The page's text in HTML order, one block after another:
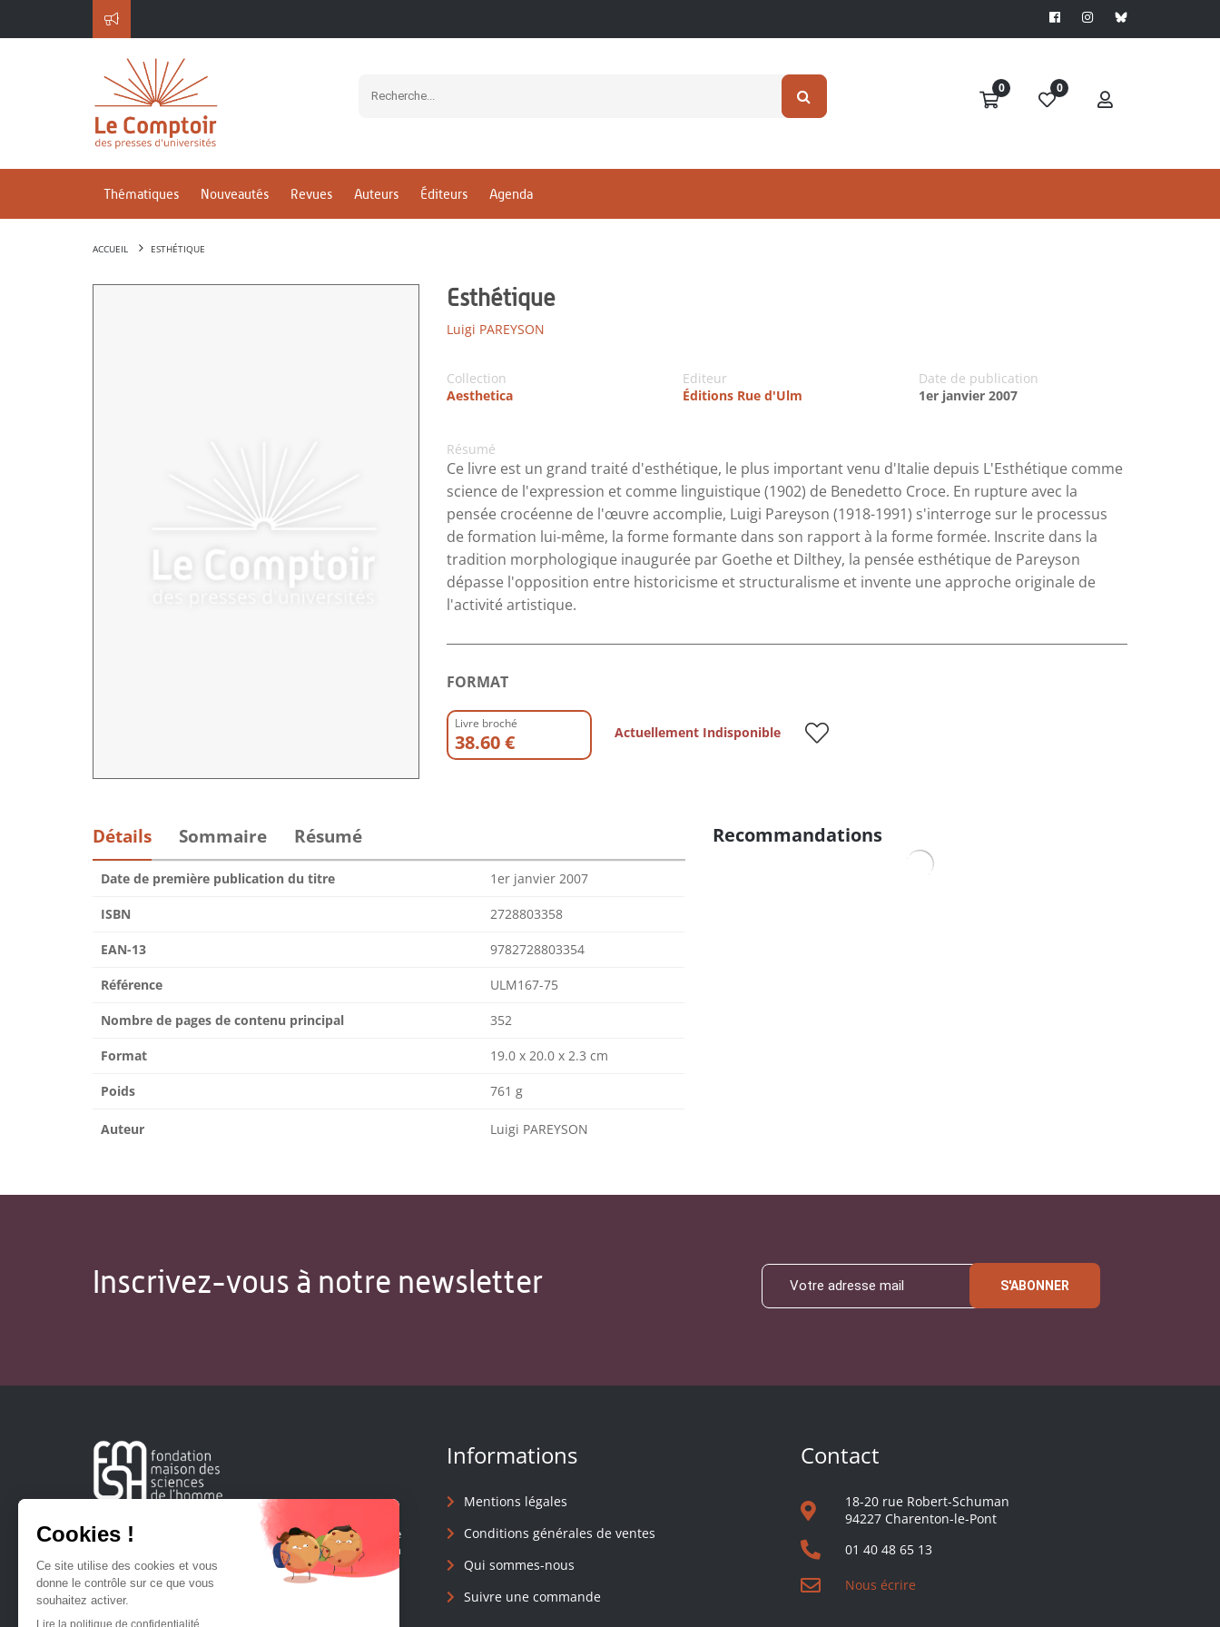
0 0
Thématiques Nouveautés Revues Auteurs Éditeurs Agenda
ACCUEIL ESTHÉTIQUE
Esthétique
Luigi PAREYSON
Collection
Aesthetica
Editeur
Éditions Rue d'Ulm
Date de publication
1er janvier 2007
Résumé
Ce livre est un grand traité d'esthétique, le plus important venu d'Italie depuis L'Esthétique comme
science de l'expression et comme linguistique (1902) de Benedetto Croce. En rupture avec la
pensée crocéenne de l'œuvre accomplie, Luigi Pareyson (1918-1991) s'interroge sur le processus
de formation lui-même, la forme formante dans son rapport à la forme formée. Inscrite dans la
tradition morphologique inaugurée par Goethe et Dilthey, la pensée esthétique de Pareyson
dépasse l'opposition entre historicisme et structuralisme et invente une approche originale de
l'activité artistique.
FORMAT
Livre broché
38.60 € Actuellement Indisponible
Détails Sommaire Résumé
Date de première publication du titre 1er janvier 2007
ISBN 2728803358
EAN-13 9782728803354
Référence ULM167-75
Nombre de pages de contenu principal 352
Format 19.0 x 20.0 x 2.3 cm
Poids 761 g
Auteur Luigi PAREYSON
Recommandations
Inscrivez-vous à notre newsletter S'ABONNER
Créée en 1963, la Fondation Maison Sciences de l'Homme
soutient la recherche et la diffusion des connaissances en
sciences humaines et sociales.
Informations
Mentions légales
Conditions générales de ventes
Qui sommes-nous
Suivre une commande
Contact
18-20 rue Robert-Schuman
94227 Charenton-le-Pont
01 40 48 65 13
Nous écrire